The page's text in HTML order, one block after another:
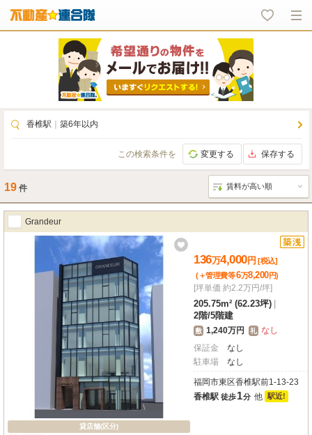
香椎駅 築6年以内
この検索条件を 変更する 保存する
19 件
Grandeur
貸店舗(区分)
136万4,000円 [税込]
(＋管理費等6万8,200円)
[坪単価 約2.2万円/坪]
205.75m² (62.23坪)
2階/5階建
敷 1,240万円 礼 なし
保証金
なし
駐車場
なし
福岡市東区香椎駅前1-13-23
香椎駅 徒歩1分 他 駅近!